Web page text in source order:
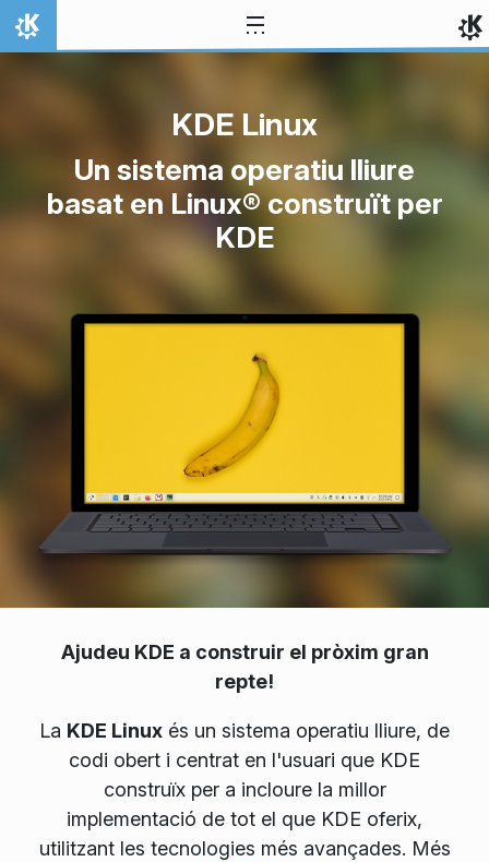
Salta fins al contingut
Inici
KDE Linux
Un sistema operatiu lliure
basat en Linux® construït per
KDE
Ajudeu KDE a construir el pròxim gran
repte!
La KDE Linux és un sistema operatiu lliure, de
codi obert i centrat en l'usuari que KDE
construïx per a incloure la millor
implementació de tot el que KDE oferix,
utilitzant les tecnologies més avançades. Més